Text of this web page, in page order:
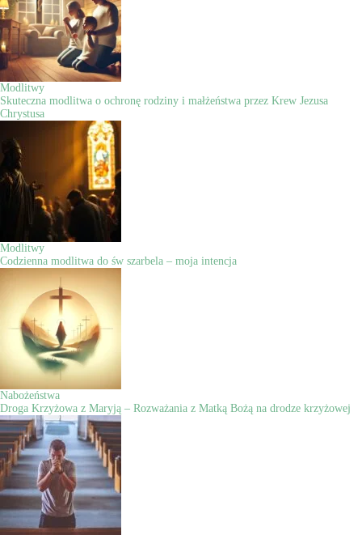
Modlitwy
Skuteczna modlitwa o ochronę rodziny i małżeństwa przez Krew Jezusa
Chrystusa
Modlitwy
Codzienna modlitwa do św szarbela – moja intencja
Nabożeństwa
Droga Krzyżowa z Maryją – Rozważania z Matką Bożą na drodze krzyżowej